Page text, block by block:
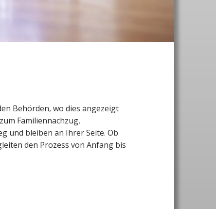
Behörden, wo dies angezeigt
Familiennachzug,
und bleiben an Ihrer Seite. Ob
den Prozess von Anfang bis